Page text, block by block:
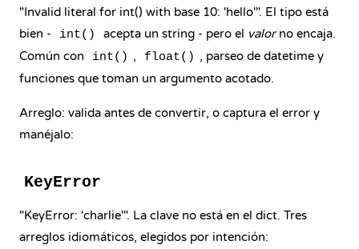
"Invalid literal for int() with base 10: 'hello'". El tipo está
bien -
int() acepta un string - pero el valorno encaja.
Común con
int() , float() , parseo de datetime y
funciones que toman un argumento acotado.
Arreglo: valida antes de convertir, o captura el error y
manéjalo:
KeyError
"KeyError: 'charlie'". La clave no está en el dict. Tres
arreglos idiomáticos, elegidos por intención: